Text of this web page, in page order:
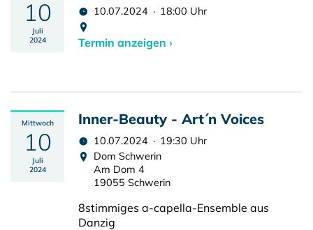
10
Juli
2024
10.07.2024 · 18:00 Uhr
Termin anzeigen ›
Mittwoch
10
Juli
2024
Inner-Beauty - Art´n Voices
10.07.2024 · 19:30 Uhr
Dom Schwerin
Am Dom 4
19055 Schwerin
8stimmiges a-capella-Ensemble aus
Danzig